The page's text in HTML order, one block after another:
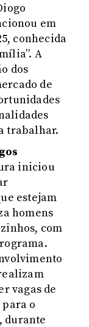
em
conhecida
A
dos
de
trabalhar.
iniciou
estejam
homens
com
vagas de
o
durante